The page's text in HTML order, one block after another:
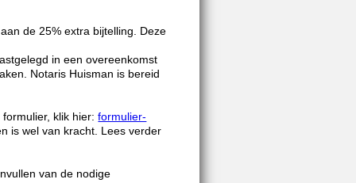
de 25% extra bijtelling. Deze
in een overeenkomst
Notaris Huisman is bereid
formulier, klik hier:formulier-
is wel van kracht. Lees verder
van de nodige